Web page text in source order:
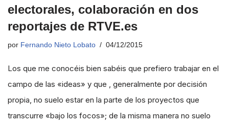
electorales, colaboración en dos
reportajes de RTVE.es
por Fernando Nieto Lobato 04/12/2015
Los que me conocéis bien sabéis que prefiero trabajar en el
campo de las «ideas» y que , generalmente por decisión
propia, no suelo estar en la parte de los proyectos que
transcurre «bajo los focos»; de la misma manera no suelo